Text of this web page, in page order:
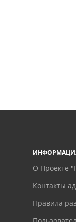
О Проекте
Контакты
Правила